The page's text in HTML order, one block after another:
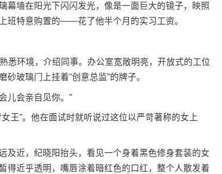
幕墙在阳光下闪闪发光，像是一面巨大的镜子，映照
班特意购置的——花了他半个月的实习工资。
悉环境，介绍同事。办公室宽敞明亮，开放式的工位
玻璃门上挂着"创意总监"的牌子。
儿会亲自见你。"
王"。他在面试时就听说过这位以严苛著称的女上
及近，纪晓阳抬头，看见一个身着黑色修身套装的女
得近乎透明，嘴唇涂着暗红色的口红，整个人散发着